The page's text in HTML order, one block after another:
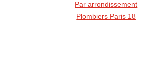
Par arrondissement
Plombiers Paris 18